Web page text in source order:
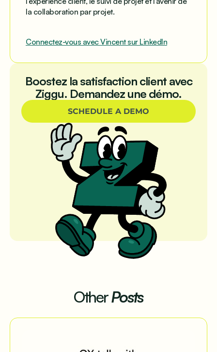
la collaboration par projet.
Connectez-vous avec Vincent sur LinkedIn
Boostez la satisfaction client avec
Ziggu. Demandez une démo.
SCHEDULE A DEMO
OtherPosts